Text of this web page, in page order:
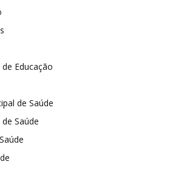
Educação
de Saúde
Saúde